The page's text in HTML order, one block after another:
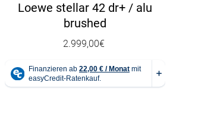
Loewe stellar 42 dr+ / alu
brushed
2.999,00€